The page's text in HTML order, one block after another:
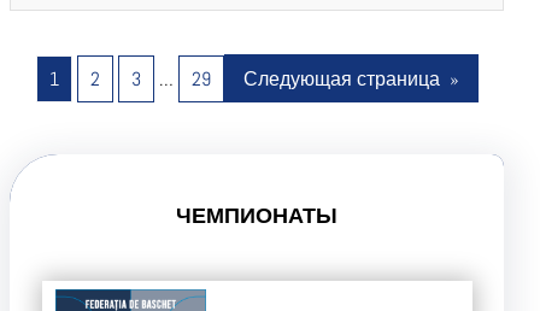
1 2 3 … 29 Следующая страница »
ЧЕМПИОНАТЫ